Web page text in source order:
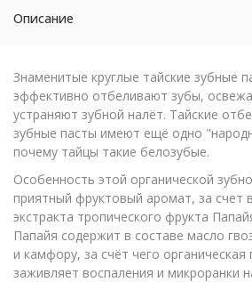
Описание
Знаменитые круглые тайские зубные
эффективно отбеливают зубы,
устраняют зубной налёт. Тайские
зубные пасты имеют ещё одно
почему тайцы такие белозубые.
Особенность этой органической
приятный фруктовый аромат, за счет
экстракта тропического фрукта
Папайя содержит в составе масло
и камфору, за счёт чего
заживляет воспаления и микроранки